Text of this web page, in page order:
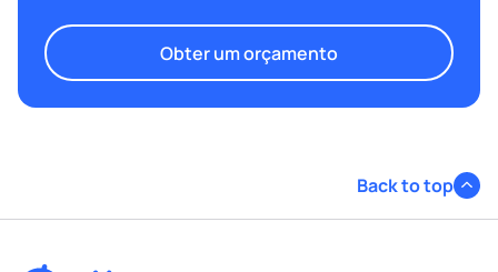
Obter um orçamento
Back to top